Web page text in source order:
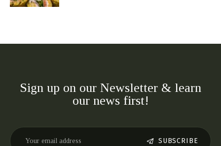
Sign up on our Newsletter & learn
our news first!
SUBSCRIBE